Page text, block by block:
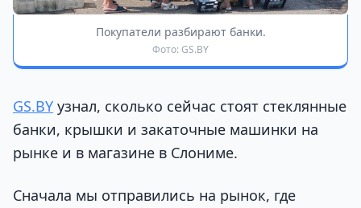
Покупатели разбирают банки.
Фото: GS.BY
GS.BY узнал, сколько сейчас стоят стеклянные
банки, крышки и закаточные машинки на
рынке и в магазине в Слониме.
Сначала мы отправились на рынок, где